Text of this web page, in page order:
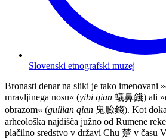
Slovenski etnografski muzej
Bronasti denar na sliki je tako imenovani
mravljinega nosu« (yibi qian 蟻鼻錢) ali
obrazom« (guilian qian 鬼臉錢). Kot
arheološka najdišča južno od Rumene
plačilno sredstvo v državi Chu 楚 v času